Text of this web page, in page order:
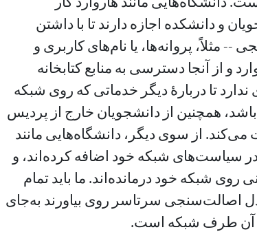
و دانشکده اجازه دارند تا با داشتن
پروانه‌ها، یا نام‌های کاربری و
و از آنجا دسترسی به منابع کتابخانه
ندارد تا دربارهٔ دیگر خدماتی که روی شبکه
همچنین از دانشجویان خارج از پردیس
از سوی دیگر، دانشگاه‌هایی مانند
سیاست‌های شبکه خود اضافه کرده‌اند، و
شبکه خود درمانده‌اند. ما باید تمام
اصالت‌سنجی سرتاسر روی بیاورند به‌جای
آن طرف شبکه است.